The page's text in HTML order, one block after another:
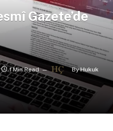
Gazete’de
1 Min Read By Hukuk